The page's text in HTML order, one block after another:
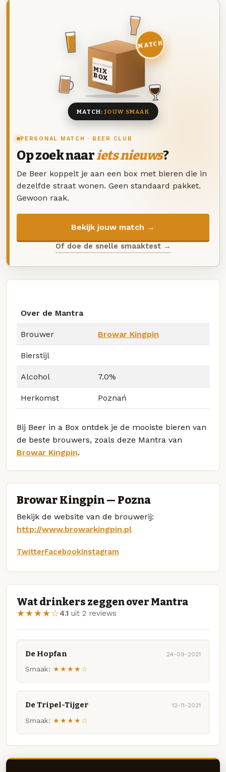
PERSONAL MATCH · BEER CLUB
Op zoek naariets nieuws?
De Beer koppelt je aan een box met bieren die in
dezelfde straat wonen. Geen standaard pakket.
Gewoon raak.
Bekijk jouw match →
Of doe de snelle smaaktest →
DEZE MAAND
MIX
BOX
8 BIEREN
MATCH
MATCH:JOUW SMAAK
Over de Mantra
Brouwer Browar Kingpin
Bierstijl
Alcohol 7.0%
Herkomst Poznań
Bij Beer in a Box ontdek je de mooiste bieren van
de beste brouwers, zoals deze Mantra van
Browar Kingpin.
Browar Kingpin — Poznań
Bekijk de website van de brouwerij:
http://www.browarkingpin.pl
TwitterFacebookInstagram
Wat drinkers zeggen over Mantra
★★★★☆4.1 uit 2 reviews
De Hopfan 24-09-2021
Smaak: ★★★★☆
De Tripel-Tijger 12-11-2021
Smaak: ★★★★☆